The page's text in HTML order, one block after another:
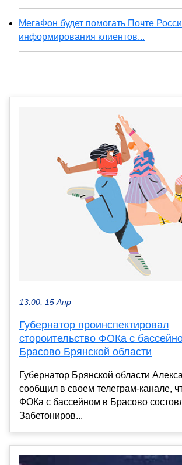
МегаФон будет помогать Почте
информирования клиентов...
13:00, 15 Апр
Губернатор проинспектировал
стороительство ФОКа с
Брасово Брянской области
Губернатор Брянской области
сообщил в своем телеграм-канале,
ФОКа с бассейном в Брасово
Забетониров...